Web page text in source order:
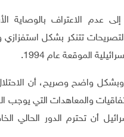
عدم الاعتراف بالوصاية
تتنكر بشكل استفزازي
الموقعة عام 1994.
واضح وصريح، أن
والمعاهدات التي يوجب
أن تحترم الدور الحالي